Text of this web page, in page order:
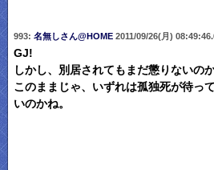
993: 名無しさん@HOME2011/09/26(月)
GJ!
しかし、別居されてもまだ懲りないのか
このままじゃ、いずれは孤独死が待っ
いのかね。